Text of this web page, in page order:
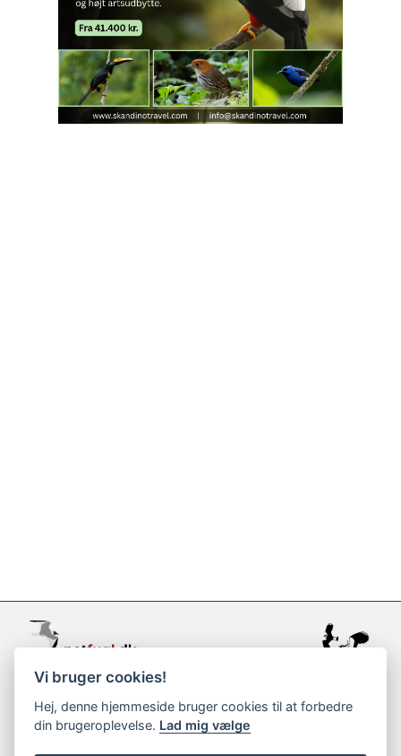
support@netfugl.dk
copyright © 2002-2023
Vi bruger cookies!
Hej, denne hjemmeside bruger cookies til at forbedre
din brugeroplevelse. Lad mig vælge